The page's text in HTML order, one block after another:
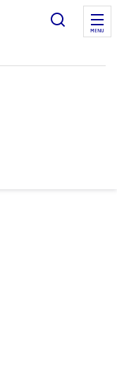
Ouvrir
MENU